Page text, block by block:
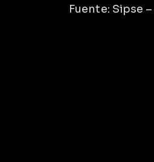
Fuente: Sipse